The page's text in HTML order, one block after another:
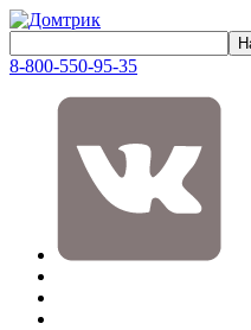
8-800-550-95-35